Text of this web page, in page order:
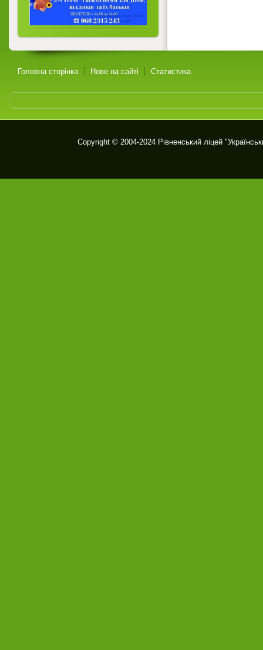
Головна сторінка Нове на сайті Статистика
Copyright © 2004-2024 Рівненський ліцей